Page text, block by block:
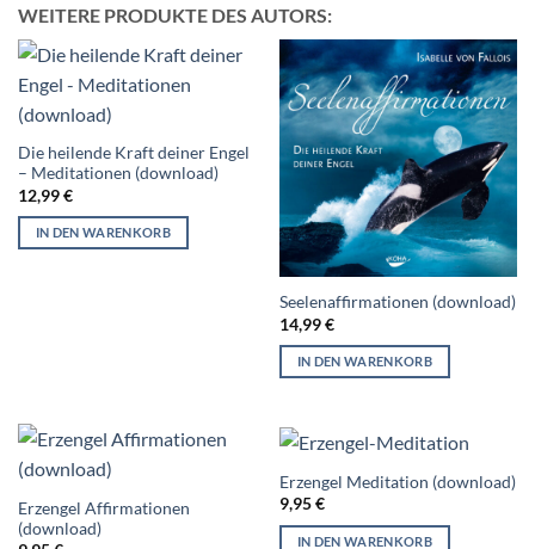
WEITERE PRODUKTE DES AUTORS:
Die heilende Kraft deiner Engel
– Meditationen (download)
12,99€
IN DEN WARENKORB
Seelenaffirmationen (download)
14,99€
IN DEN WARENKORB
Erzengel Affirmationen
(download)
Erzengel Meditation (download)
9,95€
IN DEN WARENKORB